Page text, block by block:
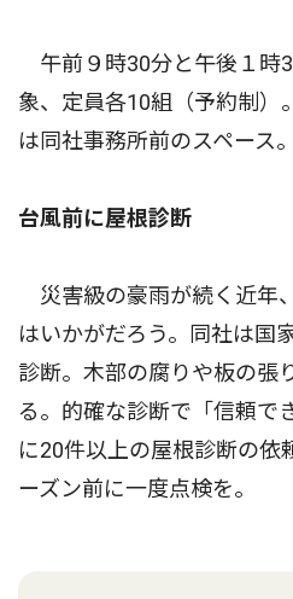
午前９時30分と午後１時
象、定員各10組（予約制）
は同社事務所前のスペース
台風前に屋根診断
災害級の豪雨が続く近年
はいかがだろう。同社は国
診断。木部の腐りや板の張
る。的確な診断で「信頼で
に20件以上の屋根診断の依
ーズン前に一度点検を。